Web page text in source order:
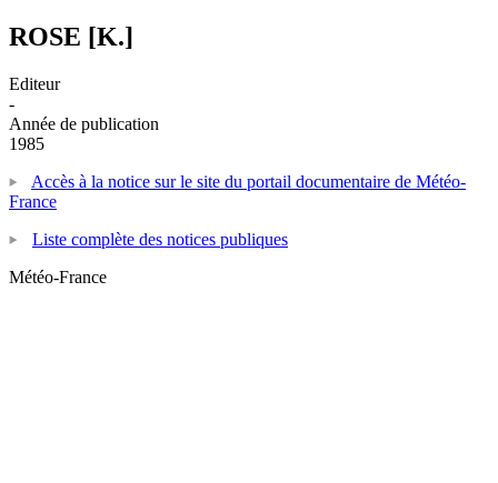
ROSE [K.]
Editeur
-
Année de publication
1985
Accès à la notice sur le site du portail documentaire de Météo-
France
Liste complète des notices publiques
Météo-France